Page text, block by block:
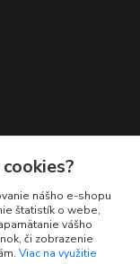
nášho e-shopu
štatistík o webe,
vášho
či zobrazenie
Viac na využitie